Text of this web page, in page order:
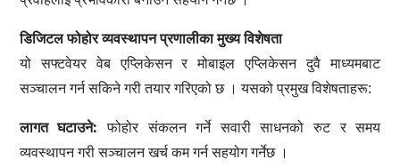
डिजिटल फोहोर व्यवस्थापन प्रणालीका मुख्य विशेषता
यो सफ्टवेयर वेब एप्लिकेसन र मोबाइल एप्लिकेसन दुवै माध्यमबाट
सञ्चालन गर्न सकिने गरी तयार गरिएको छ । यसको प्रमुख विशेषताहरू:
लागत घटाउने:फोहोर संकलन गर्ने सवारी साधनको रुट र समय
व्यवस्थापन गरी सञ्चालन खर्च कम गर्न सहयोग गर्नेछ ।